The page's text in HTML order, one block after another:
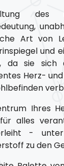
Art von
und
da sie
Herz-
Ihres
alles
-
zu den